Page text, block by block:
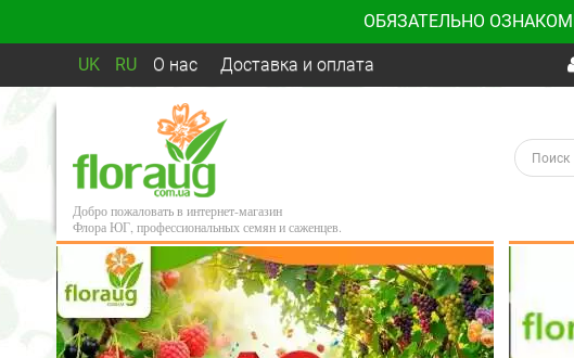
ОБЯЗАТЕЛЬНО
UK RU О нас Доставка и оплата
Добро пожаловать в интернет-магазин
Флора ЮГ, профессиональных семян и саженцев.